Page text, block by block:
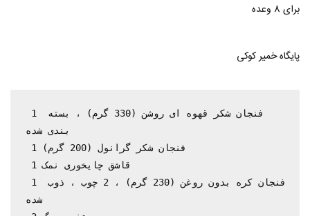
برای 8 وعده
پایگاه خمیر کوکی
بندی شده
شده